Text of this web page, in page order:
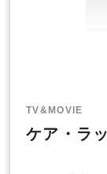
TV&MOVIE
ケア・ラ